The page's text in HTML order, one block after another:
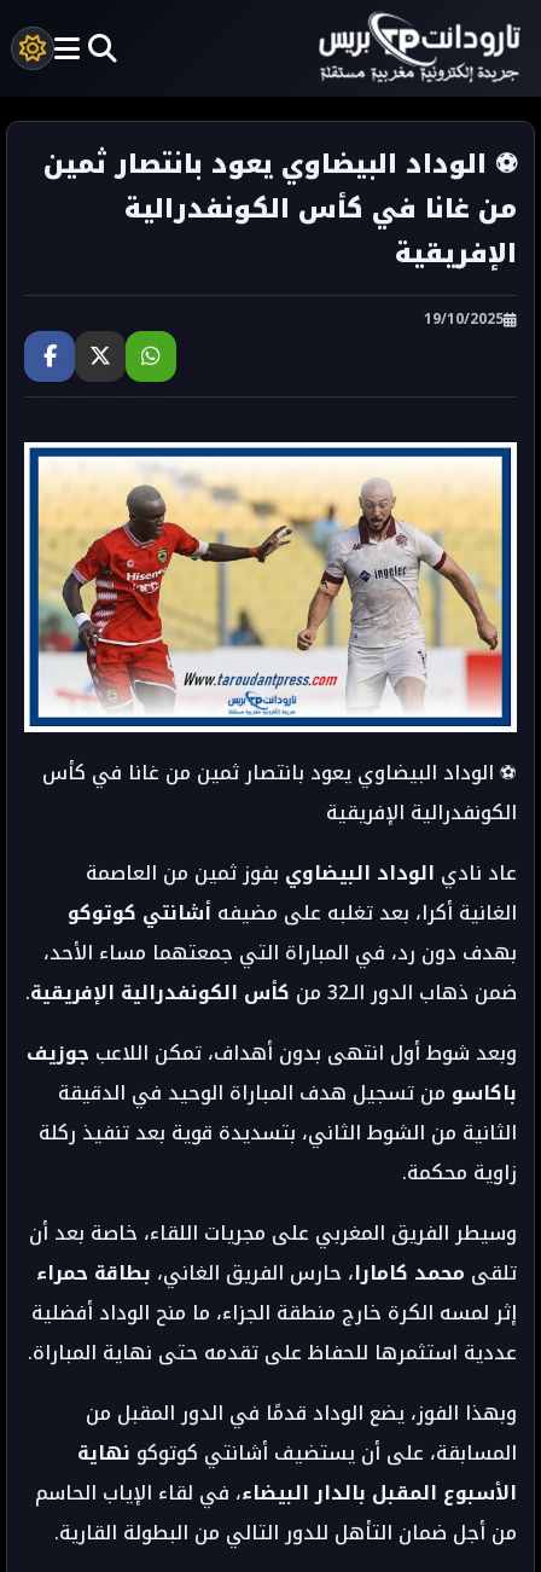
⚽ الوداد البيضاوي يعود بانتصار ثمين
من غانا في كأس الكونفدرالية
الإفريقية
19/10/2025
⚽ الوداد البيضاوي يعود بانتصار ثمين من غانا في كأس
الكونفدرالية الإفريقية
عاد نادي الوداد البيضاوي بفوز ثمين من العاصمة
الغانية أكرا، بعد تغلبه على مضيفه أشانتي كوتوكو
بهدف دون رد، في المباراة التي جمعتهما مساء الأحد،
ضمن ذهاب الدور الـ32 من
كأس الكونفدرالية الإفريقية.
وبعد شوط أول انتهى بدون أهداف، تمكن اللاعب جوزيف
باكاسو من تسجيل هدف المباراة الوحيد في الدقيقة
الثانية من الشوط الثاني، بتسديدة قوية بعد تنفيذ ركلة
زاوية محكمة.
وسيطر الفريق المغربي على مجريات اللقاء، خاصة بعد أن
تلقى محمد كامارا، حارس الفريق الغاني، بطاقة حمراء
إثر لمسه الكرة خارج منطقة الجزاء، ما منح الوداد أفضلية
عددية استثمرها للحفاظ على تقدمه حتى نهاية المباراة.
وبهذا الفوز، يضع الوداد قدمًا في الدور المقبل من
المسابقة، على أن يستضيف أشانتي كوتوكو نهاية
الأسبوع المقبل بالدار البيضاء، في لقاء الإياب الحاسم
من أجل ضمان التأهل للدور التالي من البطولة القارية.